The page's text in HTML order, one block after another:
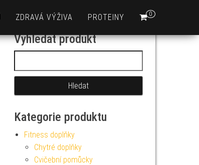
0
ZDRAVÁ VÝŽIVA PROTEINY
Vyhledat produkt
Kategorie produktu
Fitness doplňky
Chytré doplňky
Cvičební pomůcky